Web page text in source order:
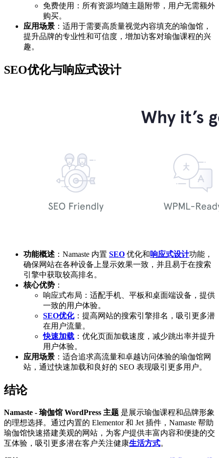
免费使用：所有资源均随主题附带，用户无需额外
购买。
应用场景 ：适用于需要高质量视觉内容填充的瑜伽馆，
提升品牌的专业性和可信度，增加访客对瑜伽课程的兴
趣。
SEO优化与响应式设计
功能概述 ：Namaste 内置 SEO 优化和响应式设计功能，
确保网站在各种设备上显示效果一致，并且易于在搜索
引擎中获取较高排名。
核心优势 ：
响应式布局：适配手机、平板和桌面端设备，提供
一致的用户体验。
SEO优化：提高网站的搜索引擎排名，吸引更多潜
在用户流量。
快速加载 ：优化页面加载速度，减少跳出率并提升
用户体验。
应用场景 ：适合追求高流量和卓越访问体验的瑜伽馆网
站，通过快速加载和良好的 SEO 表现吸引更多用户。
结论
Namaste - 瑜伽馆 WordPress 主题 是展示瑜伽课程和品牌形象
的理想选择。通过内置的 Elementor 和 Jet 插件，Namaste 帮助
瑜伽馆快速搭建美观的网站，为客户提供丰富内容和便捷的交
互体验，吸引更多潜在客户关注健康生活方式。